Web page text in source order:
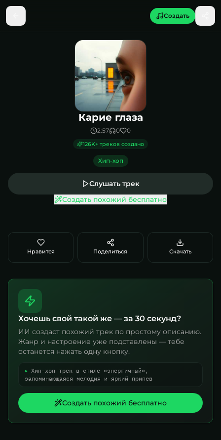
Песня Карие глаза
Создать
Карие глаза
2:57 0 0
126K+ треков создано
Хип-хоп
Слушать трек
Создать похожий бесплатно
Нравится Поделиться Скачать
Хочешь свой такой же — за 30 секунд?
ИИ создаст похожий трек по простому описанию.
Жанр и настроение уже подставлены — тебе
останется нажать одну кнопку.
▸ Хип-хоп трек в стиле «энергичный»,
запоминающаяся мелодия и яркий припев
Создать похожий бесплатно